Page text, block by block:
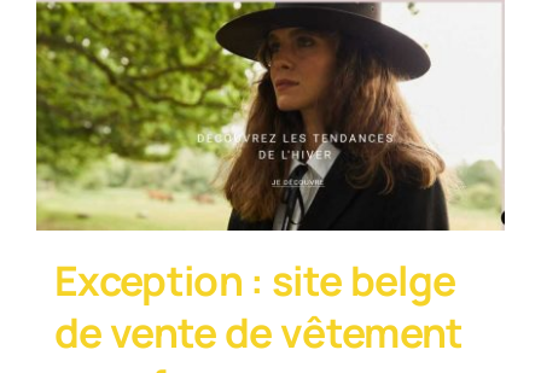
Exception : site belge
de vente de vêtement